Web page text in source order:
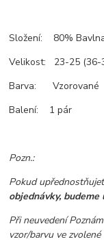
Složení: 80%
Velikost: 23-25 (36-
Barva: Vzorované
Balení: 1 pár
Pozn.:
Pokud
objednávky,
Při neuvedení
vzor/barvu ve